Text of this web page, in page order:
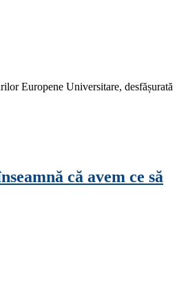
Europene Universitare, desfășurată
că avem ce să